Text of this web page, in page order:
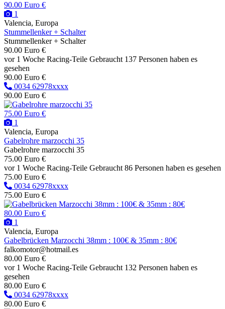
90.00 Euro €
1
Valencia, Europa
Stummellenker + Schalter
Stummellenker + Schalter
90.00 Euro €
vor 1 Woche Racing-Teile Gebraucht 137 Personen haben es
gesehen
90.00 Euro €
0034 62978xxxx
90.00 Euro €
75.00 Euro €
1
Valencia, Europa
Gabelrohre marzocchi 35
Gabelrohre marzocchi 35
75.00 Euro €
vor 1 Woche Racing-Teile Gebraucht 86 Personen haben es gesehen
75.00 Euro €
0034 62978xxxx
75.00 Euro €
80.00 Euro €
1
Valencia, Europa
Gabelbrücken Marzocchi 38mm : 100€ & 35mm : 80€
falkomotor@hotmail.es
80.00 Euro €
vor 1 Woche Racing-Teile Gebraucht 132 Personen haben es
gesehen
80.00 Euro €
0034 62978xxxx
80.00 Euro €